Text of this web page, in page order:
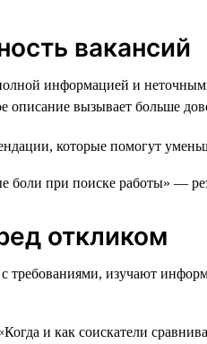
вакансий
информацией и
описание вызывает больше
которые помогут
откликом
требованиями, изучают